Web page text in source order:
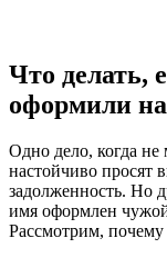
Что делать,
оформили
Одно дело, когда не
настойчиво просят
задолженность. Но
имя оформлен
Рассмотрим,